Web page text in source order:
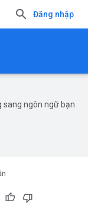
Đăng nhập
sang ngôn ngữ bạn